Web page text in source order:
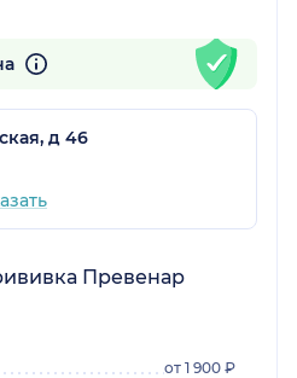
д 46
Превенар
от 1 900 ₽